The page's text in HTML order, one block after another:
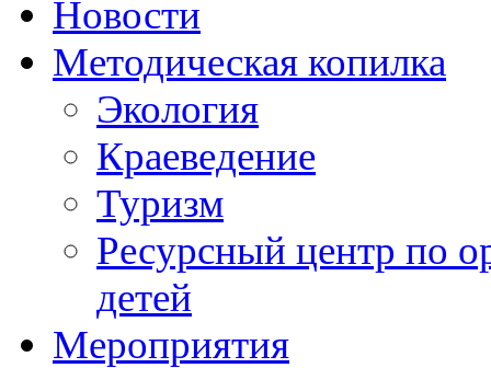
Новости
Методическая копилка
Экология
Краеведение
Туризм
Ресурсный центр по
детей
Мероприятия